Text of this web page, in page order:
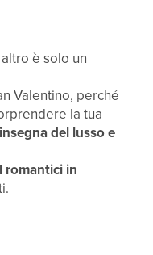
è solo un
Valentino, perché
la tua
del lusso e
romantici in